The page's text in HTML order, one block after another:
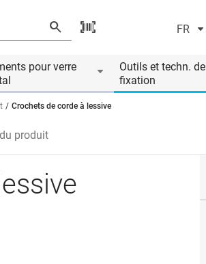
FR
pour verre
Outils et techn. de
fixation
Crochets de corde à lessive
produit